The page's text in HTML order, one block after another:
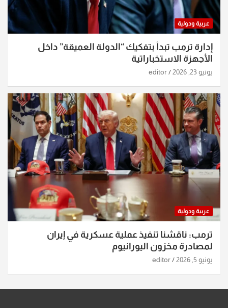
عربية ودولية
إدارة ترمب تبدأ بتفكيك “الدولة العميقة” داخل
الأجهزة الاستخباراتية
يونيو 23, 2026 editor
عربية ودولية
ترمب: ناقشنا تنفيذ عملية عسكرية في إيران
لمصادرة مخزون اليورانيوم
يونيو 5, 2026 editor